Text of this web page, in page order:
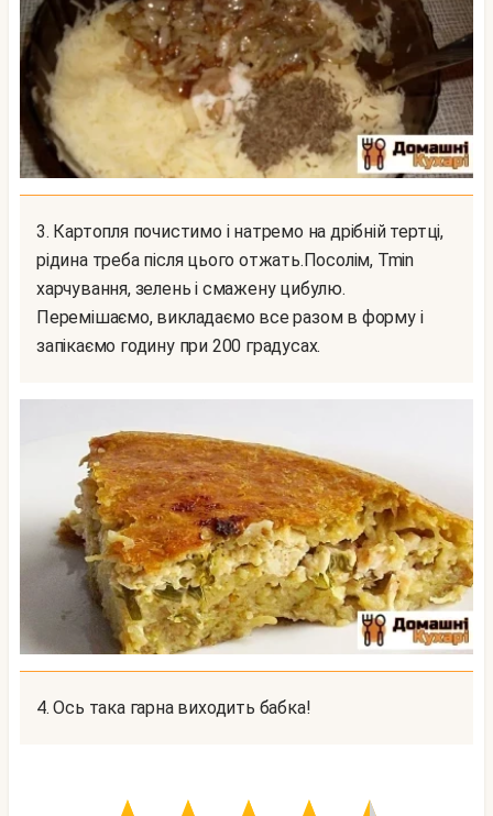
3. Картопля почистимо і натремо на дрібній тертці,
рідина треба після цього отжать.Посолім, Tmin
харчування, зелень і смажену цибулю.
Перемішаємо, викладаємо все разом в форму і
запікаємо годину при 200 градусах.
4. Ось така гарна виходить бабка!